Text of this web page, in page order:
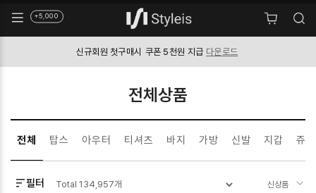
+5,000
신규회원 첫구매시 쿠폰 5천원 지급 다운로드
전체상품
전체 탑스 아우터 티셔츠 바지 가방 신발 지갑 쥬
필터 Total 134,957개